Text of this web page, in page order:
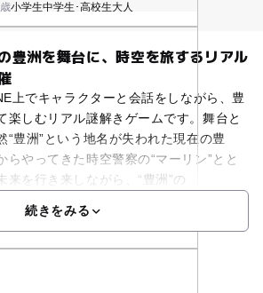
小学生中学生･高校生大人
豊洲を舞台に、時空を旅するリアル
上でキャラクターと会話をしながら、豊
楽しむリアル謎解きゲームです。舞台と
“豊洲”という地名が失われた現在の豊
らやってきた時空警察の“マーリン”とと
来を行き来しながら、“豊洲”の
続きをみる